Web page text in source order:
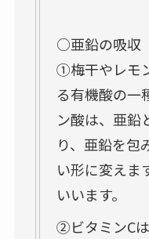
○亜鉛の吸収
①梅干やレモ
る有機酸の一
ン酸は、亜鉛
り、亜鉛を包
い形に変えま
いいます。
②ビタミンC